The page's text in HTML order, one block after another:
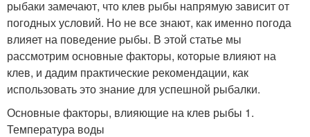
рыбаки замечают, что клев рыбы напрямую зависит от
погодных условий. Но не все знают, как именно погода
влияет на поведение рыбы. В этой статье мы
рассмотрим основные факторы, которые влияют на
клев, и дадим практические рекомендации, как
использовать это знание для успешной рыбалки.
Основные факторы, влияющие на клев рыбы 1.
Температура воды